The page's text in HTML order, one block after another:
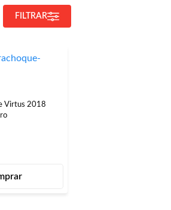
FILTRAR
Virtus 2018